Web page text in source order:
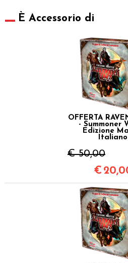
È Accessorio di
OFFERTA
- Summoner
Edizione
Italiano
€ 50,00
€